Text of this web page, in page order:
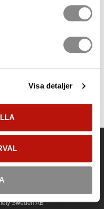
Visa detaljer
Skogås
Sweden AB